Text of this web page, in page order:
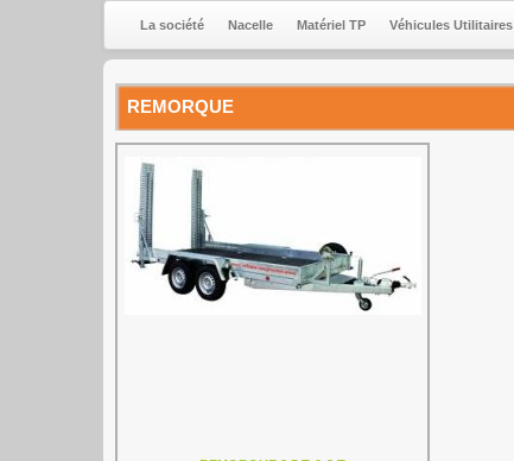
La société Nacelle Matériel TP Véhicules Utilitaires
REMORQUE